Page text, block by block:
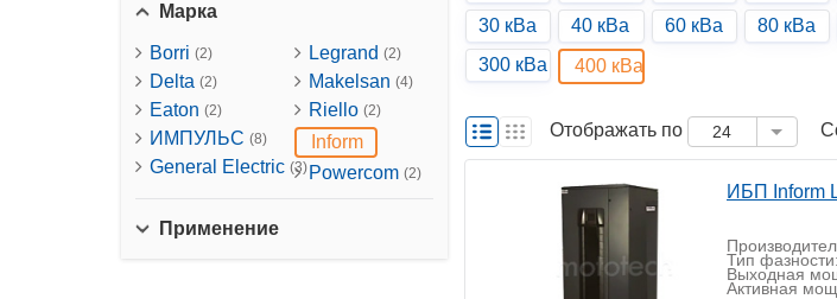
Марка
Borri (2)
Delta (2)
Eaton (2)
ИМПУЛЬС (8)
General Electric (3)
Legrand (2)
Makelsan (4)
Riello (2)
Inform
Powercom (2)
Применение
30 кВа
40 кВа 60 кВа 80 кВа
300 кВа
400 кВа
Отображать по 24
ИБП Inform
Тип фазности:
Выходная
Активная